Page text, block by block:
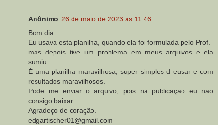
Anônimo 26 de maio de 2023 às 11:46
Bom dia
Eu usava esta planilha, quando ela foi formulada pelo Prof.
mas depois tive um problema em meus arquivos e ela
sumiu
É uma planilha maravilhosa, super simples d eusar e com
resultados maravilhosos.
Pode me enviar o arquivo, pois na publicação eu não
consigo baixar
Agradeço de coração.
edgartischer01@gmail.com